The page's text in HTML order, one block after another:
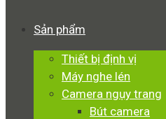
Sản phẩm
Thiết bị định vị
Máy nghe lén
Camera ngụy trang
Bút camera